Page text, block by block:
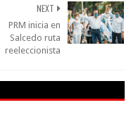
NEXT
PRM inicia en
Salcedo ruta
reeleccionista